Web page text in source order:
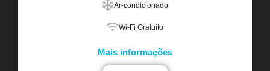
Ar-condicionado
Wi-Fi Gratuíto
Mais informações